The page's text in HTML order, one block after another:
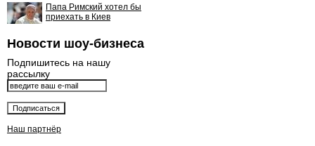
Папа Римский хотел бы
приехать в Киев
Новости шоу-бизнеса
Подпишитесь на нашу
рассылку
Наш партнёр